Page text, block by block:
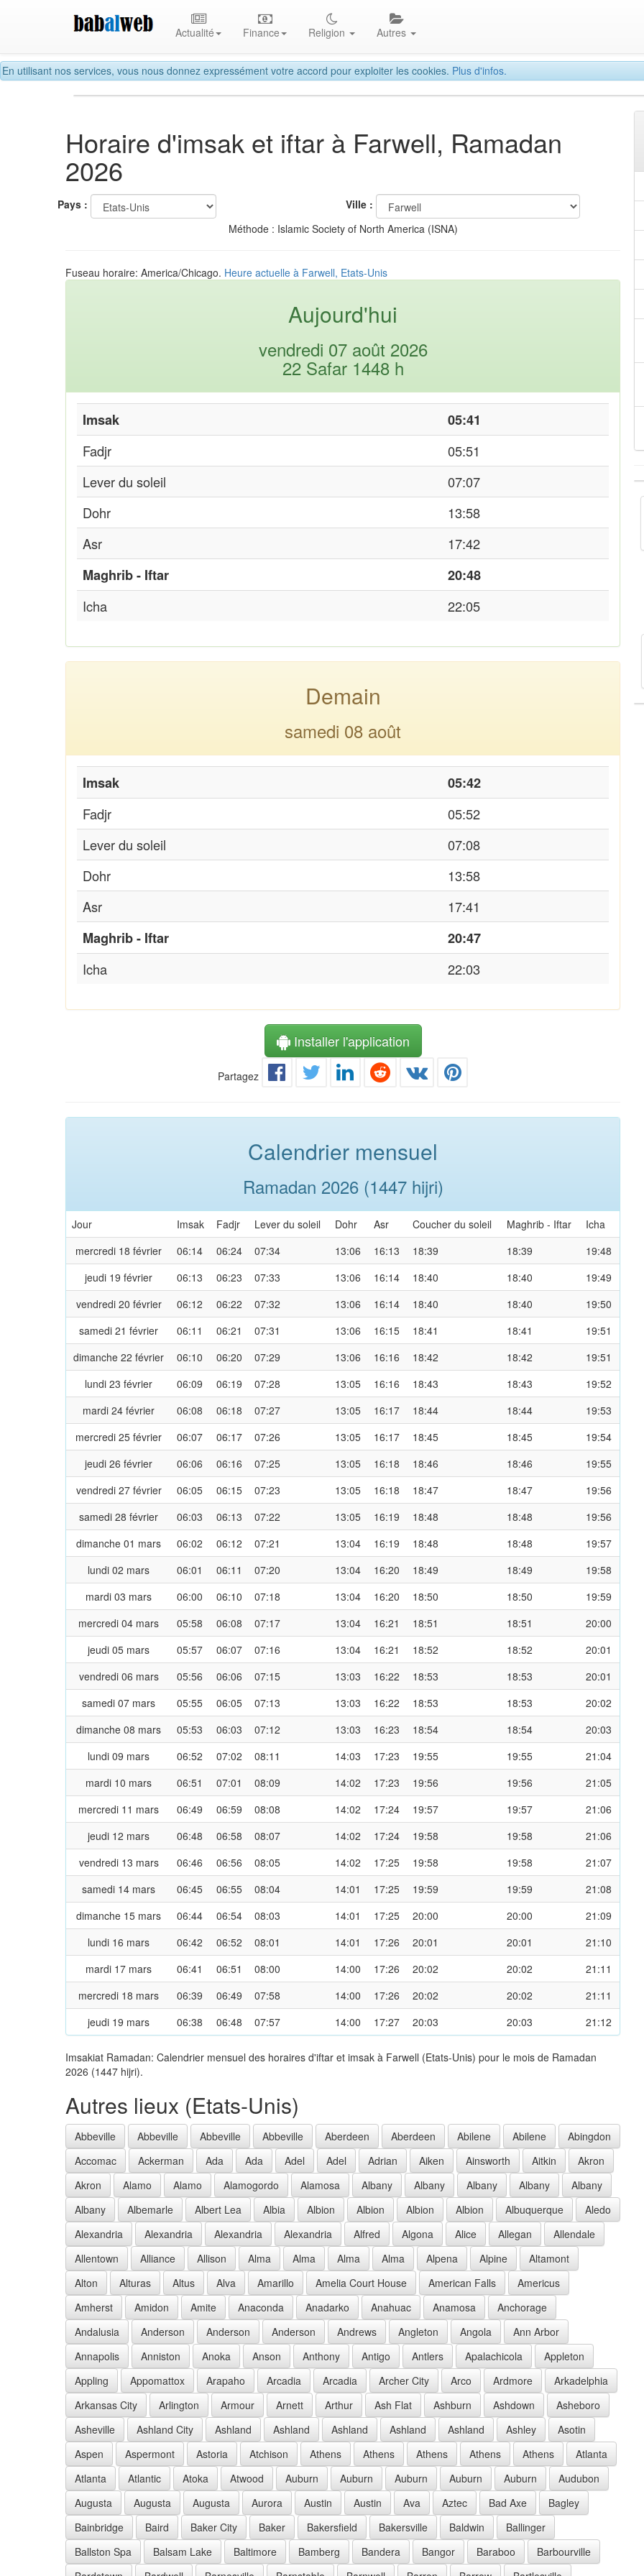
En utilisant nos services, vous nous donnez expressément votre accord pour exploiter les cookies. Plus d'infos.
Actualité Finance Religion Autres
Horaire d'imsak et iftar à Farwell, Ramadan
2026
Pays :
Ville :
Méthode : Islamic Society of North America (ISNA)
Fuseau horaire: America/Chicago. Heure actuelle à Farwell, Etats-Unis
Aujourd'hui
vendredi 07 août 2026
22 Safar 1448 h
Imsak
05:41
Fadjr
05:51
Lever du soleil
07:07
Dohr
13:58
Asr
17:42
Maghrib - Iftar
20:48
Icha
22:05
Demain
samedi 08 août
Imsak
05:42
Fadjr
05:52
Lever du soleil
07:08
Dohr
13:58
Asr
17:41
Maghrib - Iftar
20:47
Icha
22:03
Installer l'application
Partagez
Calendrier mensuel
Ramadan 2026 (1447 hijri)
Jour Imsak Fadjr Lever du soleil Dohr Asr Coucher du soleil Maghrib - Iftar
Icha
mercredi 18 février
06:14 06:24 07:34 13:06 16:13 18:39 18:39
19:48
jeudi 19 février
06:13 06:23 07:33 13:06 16:14 18:40 18:40
19:49
vendredi 20 février
06:12 06:22 07:32 13:06 16:14 18:40 18:40
19:50
samedi 21 février
06:11 06:21 07:31 13:06 16:15 18:41 18:41
19:51
dimanche 22 février
06:10 06:20 07:29 13:06 16:16 18:42 18:42
19:51
lundi 23 février
06:09 06:19 07:28 13:05 16:16 18:43 18:43
19:52
mardi 24 février
06:08 06:18 07:27 13:05 16:17 18:44 18:44
19:53
mercredi 25 février
06:07 06:17 07:26 13:05 16:17 18:45 18:45
19:54
jeudi 26 février
06:06 06:16 07:25 13:05 16:18 18:46 18:46
19:55
vendredi 27 février
06:05 06:15 07:23 13:05 16:18 18:47 18:47
19:56
samedi 28 février
06:03 06:13 07:22 13:05 16:19 18:48 18:48
19:56
dimanche 01 mars
06:02 06:12 07:21 13:04 16:19 18:48 18:48
19:57
lundi 02 mars
06:01 06:11 07:20 13:04 16:20 18:49 18:49
19:58
mardi 03 mars
06:00 06:10 07:18 13:04 16:20 18:50 18:50
19:59
mercredi 04 mars
05:58 06:08 07:17 13:04 16:21 18:51 18:51
20:00
jeudi 05 mars
05:57 06:07 07:16 13:04 16:21 18:52 18:52
20:01
vendredi 06 mars
05:56 06:06 07:15 13:03 16:22 18:53 18:53
20:01
samedi 07 mars
05:55 06:05 07:13 13:03 16:22 18:53 18:53
20:02
dimanche 08 mars
05:53 06:03 07:12 13:03 16:23 18:54 18:54
20:03
lundi 09 mars
06:52 07:02 08:11 14:03 17:23 19:55 19:55
21:04
mardi 10 mars
06:51 07:01 08:09 14:02 17:23 19:56 19:56
21:05
mercredi 11 mars
06:49 06:59 08:08 14:02 17:24 19:57 19:57
21:06
jeudi 12 mars
06:48 06:58 08:07 14:02 17:24 19:58 19:58
21:06
vendredi 13 mars
06:46 06:56 08:05 14:02 17:25 19:58 19:58
21:07
samedi 14 mars
06:45 06:55 08:04 14:01 17:25 19:59 19:59
21:08
dimanche 15 mars
06:44 06:54 08:03 14:01 17:25 20:00 20:00
21:09
lundi 16 mars
06:42 06:52 08:01 14:01 17:26 20:01 20:01
21:10
mardi 17 mars
06:41 06:51 08:00 14:00 17:26 20:02 20:02
21:11
mercredi 18 mars
06:39 06:49 07:58 14:00 17:26 20:02 20:02
21:11
jeudi 19 mars
06:38 06:48 07:57 14:00 17:27 20:03 20:03 21:12
Imsakiat Ramadan: Calendrier mensuel des horaires d'iftar et imsak à Farwell (Etats-Unis) pour le mois de Ramadan
2026 (1447 hijri).
Autres lieux (Etats-Unis)
Abbeville Abbeville Abbeville Abbeville Aberdeen Aberdeen Abilene Abilene
Abingdon
Accomac
Ackerman Ada Ada Adel Adel Adrian Aiken Ainsworth Aitkin
Akron
Akron
Alamo Alamo Alamogordo Alamosa Albany Albany Albany Albany
Albany
Albany
Albemarle Albert Lea Albia Albion Albion Albion Albion Albuquerque
Aledo
Alexandria
Alexandria Alexandria Alexandria Alfred Algona Alice Allegan
Allendale
Allentown
Alliance Allison Alma Alma Alma Alma Alpena Alpine
Altamont
Alton
Alturas Altus Alva Amarillo Amelia Court House American Falls
Americus
Amherst
Amidon Amite Anaconda Anadarko Anahuac Anamosa
Anchorage
Andalusia
Anderson Anderson Anderson Andrews Angleton Angola
Ann Arbor
Annapolis
Anniston Anoka Anson Anthony Antigo Antlers Apalachicola
Appleton
Appling
Appomattox Arapaho Arcadia Arcadia Archer City Arco Ardmore
Arkadelphia
Arkansas City
Arlington Armour Arnett Arthur Ash Flat Ashburn Ashdown
Asheboro
Asheville
Ashland City Ashland Ashland Ashland Ashland Ashland Ashley
Asotin
Aspen
Aspermont Astoria Atchison Athens Athens Athens Athens Athens
Atlanta
Atlanta
Atlantic Atoka Atwood Auburn Auburn Auburn Auburn Auburn
Audubon
Augusta
Augusta Augusta Aurora Austin Austin Ava Aztec Bad Axe
Bagley
Bainbridge
Baird Baker City Baker Bakersfield Bakersville Baldwin
Ballinger
Ballston Spa
Balsam Lake Baltimore Bamberg Bandera Bangor Baraboo
Barbourville